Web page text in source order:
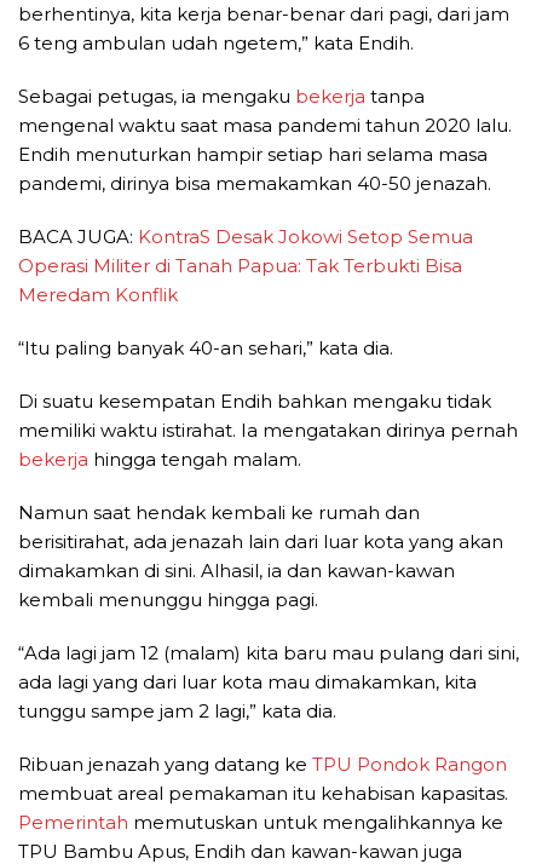
berhentinya, kita kerja benar-benar dari pagi, dari jam
6 teng ambulan udah ngetem,” kata Endih.
Sebagai petugas, ia mengaku bekerja tanpa
mengenal waktu saat masa pandemi tahun 2020 lalu.
Endih menuturkan hampir setiap hari selama masa
pandemi, dirinya bisa memakamkan 40-50 jenazah.
BACA JUGA: KontraS Desak Jokowi Setop Semua
Operasi Militer di Tanah Papua: Tak Terbukti Bisa
Meredam Konflik
“Itu paling banyak 40-an sehari,” kata dia.
Di suatu kesempatan Endih bahkan mengaku tidak
memiliki waktu istirahat. Ia mengatakan dirinya pernah
bekerja hingga tengah malam.
Namun saat hendak kembali ke rumah dan
berisitirahat, ada jenazah lain dari luar kota yang akan
dimakamkan di sini. Alhasil, ia dan kawan-kawan
kembali menunggu hingga pagi.
“Ada lagi jam 12 (malam) kita baru mau pulang dari sini,
ada lagi yang dari luar kota mau dimakamkan, kita
tunggu sampe jam 2 lagi,” kata dia.
Ribuan jenazah yang datang ke TPU Pondok Rangon
membuat areal pemakaman itu kehabisan kapasitas.
Pemerintah memutuskan untuk mengalihkannya ke
TPU Bambu Apus, Endih dan kawan-kawan juga